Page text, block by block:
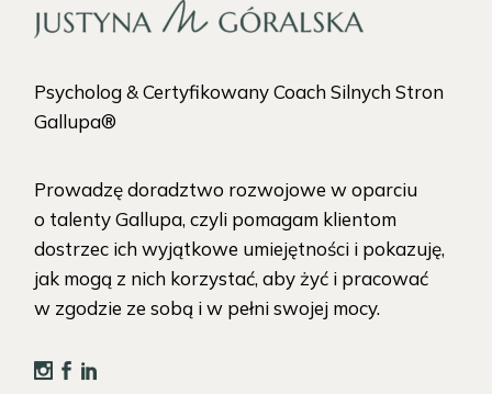
Psycholog & Certyfikowany Coach Silnych Stron
Gallupa®
Prowadzę doradztwo rozwojowe w oparciu
o talenty Gallupa, czyli pomagam klientom
dostrzec ich wyjątkowe umiejętności i pokazuję,
jak mogą z nich korzystać, aby żyć i pracować
w zgodzie ze sobą i w pełni swojej mocy.